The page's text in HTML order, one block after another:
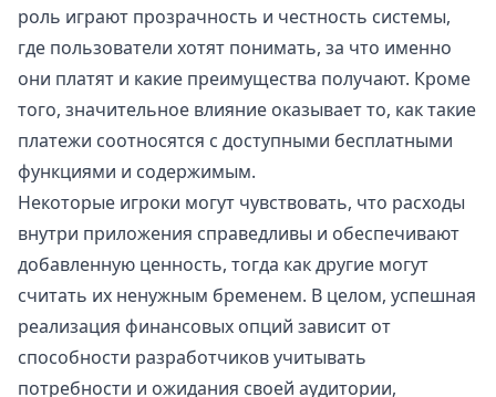
роль играют прозрачность и честность системы,
где пользователи хотят понимать, за что именно
они платят и какие преимущества получают. Кроме
того, значительное влияние оказывает то, как такие
платежи соотносятся с доступными бесплатными
функциями и содержимым.
Некоторые игроки могут чувствовать, что расходы
внутри приложения справедливы и обеспечивают
добавленную ценность, тогда как другие могут
считать их ненужным бременем. В целом, успешная
реализация финансовых опций зависит от
способности разработчиков учитывать
потребности и ожидания своей аудитории,